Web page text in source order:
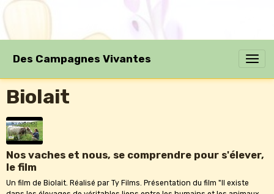
Des Campagnes Vivantes
Biolait
Nos vaches et nous, se comprendre pour s'élever,
le film
Un film de Biolait. Réalisé par Ty Films. Présentation du film "Il existe